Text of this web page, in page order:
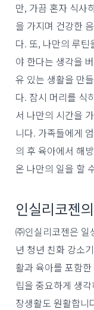
만, 가끔 혼자 식사
을 가지며 건강한
다. 또, 나만의 루
야 한다는 생각을
유 있는 생활을 만
다. 잠시 머리를 식
서 나만의 시간을
니다. 가족들에게
의 후 육아에서 해
온 나만의 일을 할
인실리코젠
㈜인실리코젠은 일
년 청년 친화 강소
활과 육아를 포함
립을 중요하게 생
장생활도 원활합니